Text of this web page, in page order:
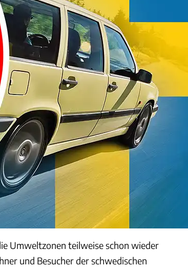
Umweltzonen teilweise schon wieder
und Besucher der schwedischen